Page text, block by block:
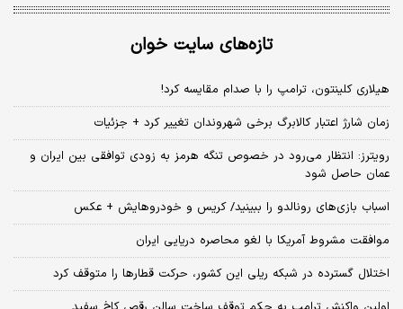
تازه‌های سایت خوان
هیلاری کلینتون، ترامپ را با صدام مقایسه کرد!
زمان شارژ اعتبار کالابرگ برخی شهروندان تغییر کرد + جزئیات
رویترز: انتظار می‌رود در خصوص تنگه هرمز به زودی توافقی بین ایران و
عمان حاصل شود
اسباب‌ بازی‌های رونالدو را ببینید/ کریس و خودروهایش + عکس
موافقت مشروط آمریکا با لغو محاصره دریایی ایران
اختلال گسترده در شبکه ریلی این کشور، حرکت قطارها را متوقف کرد